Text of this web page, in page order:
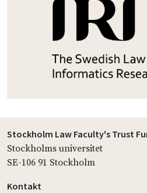
Stockholm Law Faculty's Trust
Stockholms universitet
SE-106 91 Stockholm
Kontakt